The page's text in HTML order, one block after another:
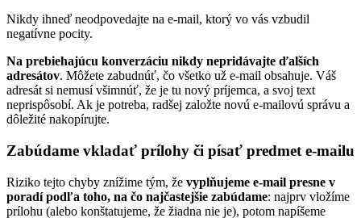
Nikdy ihneď neodpovedajte na e-mail, ktorý vo vás vzbudil
negatívne pocity.
Na prebiehajúcu konverzáciu nikdy nepridávajte ďalších
adresátov. Môžete zabudnúť, čo všetko už e-mail obsahuje. Váš
adresát si nemusí všimnúť, že je tu nový príjemca, a svoj text
neprispôsobí. Ak je potreba, radšej založte novú e-mailovú správu a
dôležité nakopírujte.
Zabúdame vkladať prílohy či písať predmet e-mailu
Riziko tejto chyby znížime tým, že vyplňujeme e-mail presne v
poradí podľa toho, na čo najčastejšie zabúdame: najprv vložíme
prílohu (alebo konštatujeme, že žiadna nie je), potom napíšeme